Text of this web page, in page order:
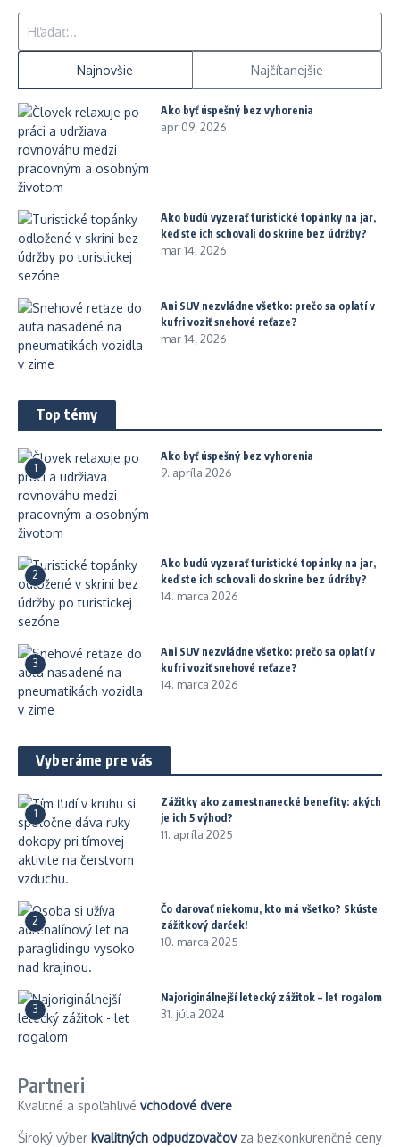
Najnovšie Najčítanejšie
Ako byť úspešný bez vyhorenia
apr 09, 2026
Ako budú vyzerať turistické topánky na jar,
keď ste ich schovali do skrine bez údržby?
mar 14, 2026
Ani SUV nezvládne všetko: prečo sa oplatí v
kufri voziť snehové reťaze?
mar 14, 2026
Top témy
1
Ako byť úspešný bez vyhorenia
9. apríla 2026
2
Ako budú vyzerať turistické topánky na jar,
keď ste ich schovali do skrine bez údržby?
14. marca 2026
3
Ani SUV nezvládne všetko: prečo sa oplatí v
kufri voziť snehové reťaze?
14. marca 2026
Vyberáme pre vás
1
Zážitky ako zamestnanecké benefity: akých
je ich 5 výhod?
11. apríla 2025
2
Čo darovať niekomu, kto má všetko? Skúste
zážitkový darček!
10. marca 2025
3
Najoriginálnejší letecký zážitok – let rogalom
31. júla 2024
Partneri
Kvalitné a spoľahlivé vchodové dvere
Široký výber kvalitných odpudzovačovza bezkonkurenčné ceny